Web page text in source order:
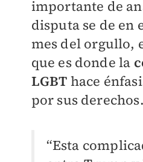
importante de
disputa se de en
mes del orgullo,
que es donde la
LGBT hace
por sus derechos.
“Esta